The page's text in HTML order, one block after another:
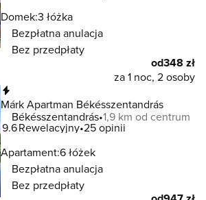
Domek:3 łóżka
Bezpłatna anulacja
Bez przedpłaty
od348 zł
za 1 noc, 2 osoby
Márk Apartman Békésszentandrás
Békésszentandrás 1,9 km od centrum
9.6Rewelacyjny 25 opinii
Apartament:6 łóżek
Bezpłatna anulacja
Bez przedpłaty